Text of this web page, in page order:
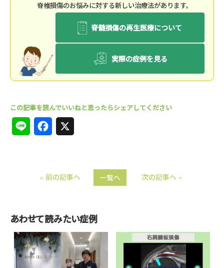
脊椎損傷のお悩みに対する新しい治療法があります。
脊髄損傷の再生医療について
実際の症例を見る
e
o
o
k
« 前の記事へ 一覧へ 次の記事へ »
あわせて読みたい症例